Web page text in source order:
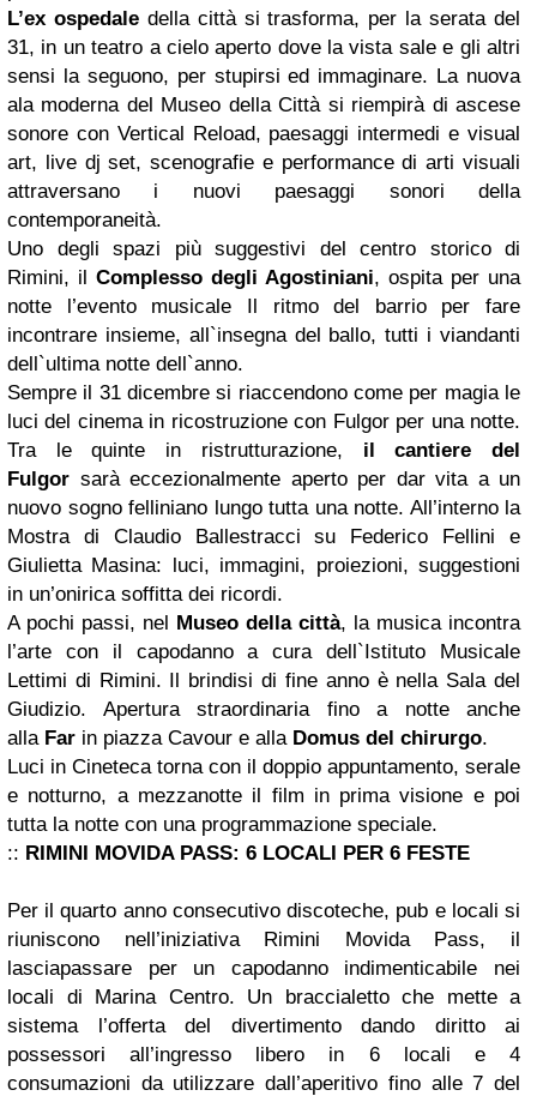
L’ex ospedale della città si trasforma, per la serata del
31, in un teatro a cielo aperto dove la vista sale e gli altri
sensi la seguono, per stupirsi ed immaginare. La nuova
ala moderna del Museo della Città si riempirà di ascese
sonore con Vertical Reload, paesaggi intermedi e visual
art, live dj set, scenografie e performance di arti visuali
attraversano i nuovi paesaggi sonori della
contemporaneità.
Uno degli spazi più suggestivi del centro storico di
Rimini, il Complesso degli Agostiniani, ospita per una
notte l’evento musicale Il ritmo del barrio per fare
incontrare insieme, all`insegna del ballo, tutti i viandanti
dell`ultima notte dell`anno.
Sempre il 31 dicembre si riaccendono come per magia le
luci del cinema in ricostruzione con Fulgor per una notte.
Tra le quinte in ristrutturazione, il cantiere del
Fulgor sarà eccezionalmente aperto per dar vita a un
nuovo sogno felliniano lungo tutta una notte. All’interno la
Mostra di Claudio Ballestracci su Federico Fellini e
Giulietta Masina: luci, immagini, proiezioni, suggestioni
in un’onirica soffitta dei ricordi.
A pochi passi, nel Museo della città, la musica incontra
l’arte con il capodanno a cura dell`Istituto Musicale
Lettimi di Rimini. Il brindisi di fine anno è nella Sala del
Giudizio. Apertura straordinaria fino a notte anche
alla Far in piazza Cavour e alla Domus del chirurgo.
Luci in Cineteca torna con il doppio appuntamento, serale
e notturno, a mezzanotte il film in prima visione e poi
tutta la notte con una programmazione speciale.
:: RIMINI MOVIDA PASS: 6 LOCALI PER 6 FESTE
Per il quarto anno consecutivo discoteche, pub e locali si
riuniscono nell’iniziativa Rimini Movida Pass, il
lasciapassare per un capodanno indimenticabile nei
locali di Marina Centro. Un braccialetto che mette a
sistema l’offerta del divertimento dando diritto ai
possessori all’ingresso libero in 6 locali e 4
consumazioni da utilizzare dall’aperitivo fino alle 7 del